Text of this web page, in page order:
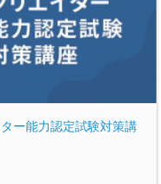
ター能力認定試験対策講